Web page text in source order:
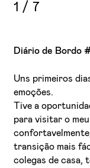
1 /7
Diário de Bordo
Uns primeiros
emoções.
Tive a
para visitar o
transição mais
colegas de casa,